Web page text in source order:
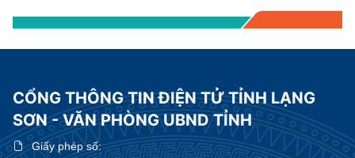
CỔNG THÔNG TIN ĐIỆN TỬ TỈNH LẠNG
SƠN - VĂN PHÒNG UBND TỈNH
Giấy phép số: